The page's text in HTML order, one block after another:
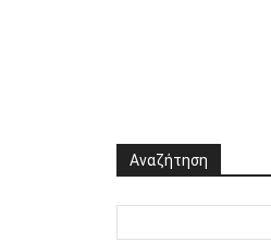
Αναζήτηση